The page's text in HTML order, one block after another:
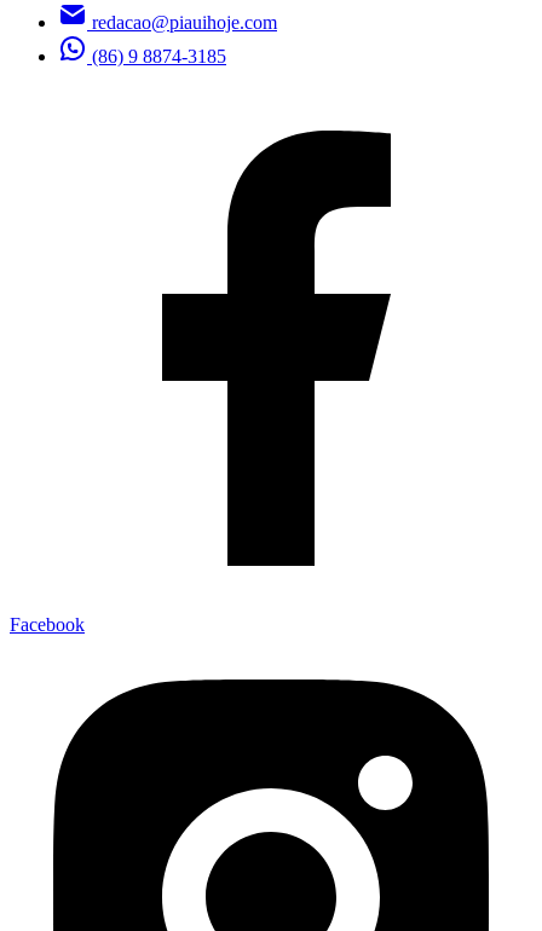
redacao@piauihoje.com
(86) 9 8874-3185
Facebook